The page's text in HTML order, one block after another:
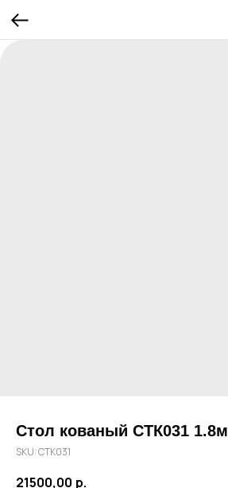
Стол кованый СТК031 1.8м
SKU:СТК031
21500,00 р.